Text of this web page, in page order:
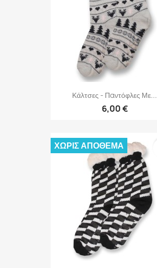
Κάλτσες - Παντόφλες Με...
6,00 €
ΧΩΡΊΣ ΑΠΌΘΕΜΑ